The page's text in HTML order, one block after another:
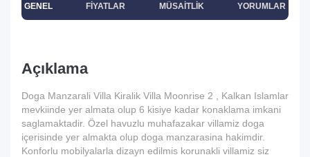
GENEL FIYATLAR MÜSAITLIK YORUMLAR
Açıklama
Doga Manzarali Villa Kiralik Villa Moonrise 2 , Kalkan Islamlar
mevkiinde yer almata olup 6 kisiye kadar konaklama imkani
saglamaktadir. Özel havuzlu muhafazakar villamiz doga
içerisinde yer almakta olup doga manzarasina hakimdir.
Konforlu mobilyalarla dizayn edilmis korunakli villamiz siz